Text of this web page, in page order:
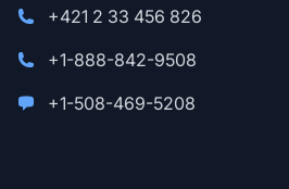
+421 2 33 456 826
+1-888-842-9508
+1-508-469-5208